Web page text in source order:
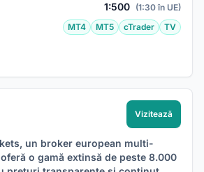
1:500 (1:30 în UE)
MT4 MT5 cTrader TV
Vizitează
un broker european multi-
o gamă extinsă de peste 8.000